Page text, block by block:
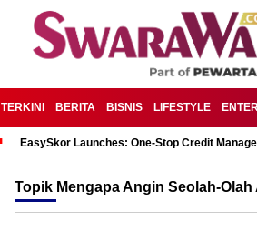
TERKINI BERITA BISNIS LIFESTYLE
EasySkor Launches: One-Stop Credit
Topik Mengapa Angin Seolah-Olah